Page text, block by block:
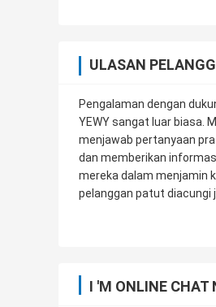
ULASAN
Pengalaman dengan
YEWY sangat luar biasa.
menjawab pertanyaan
dan memberikan
mereka dalam menjamin
pelanggan patut diacungi
I 'M ONLINE CHAT